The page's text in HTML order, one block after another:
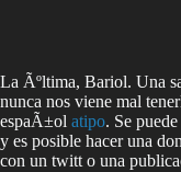
La Ãºltima, Bariol. Una
nunca nos viene mal
espaÃ±ol atipo. Se
y es posible hacer una
con un twitt o una